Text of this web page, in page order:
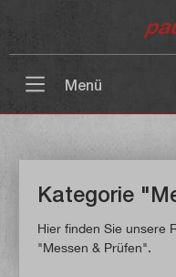
Menü
Kategorie
Hier finden Sie unsere
"Messen & Prüfen".